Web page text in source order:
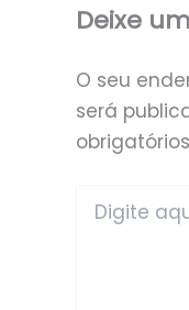
Deixe
O seu
será
aqui...